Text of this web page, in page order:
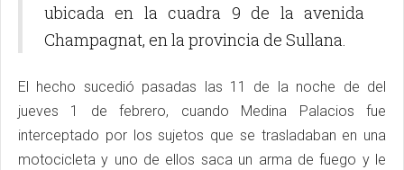
ubicada en la cuadra 9 de la avenida
Champagnat, en la provincia de Sullana.
El hecho sucedió pasadas las 11 de la noche de del
jueves 1 de febrero, cuando Medina Palacios fue
interceptado por los sujetos que se trasladaban en una
motocicleta y uno de ellos saca un arma de fuego y le